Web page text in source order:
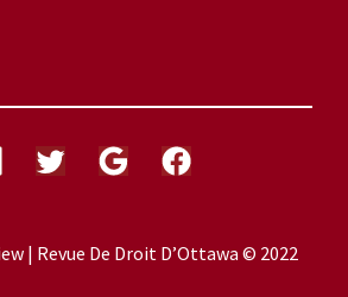
| Revue De Droit D’Ottawa © 2022